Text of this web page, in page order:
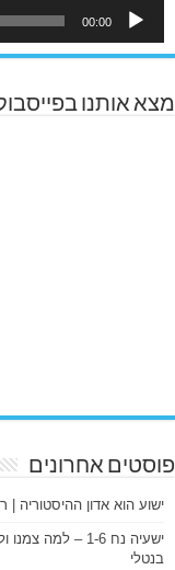
00:00
מצא אותנו
פוסטים אחרונים
ישוע הוא אדון ההיסטוריה |
ישעיה נח 1-6 –
בנטלי